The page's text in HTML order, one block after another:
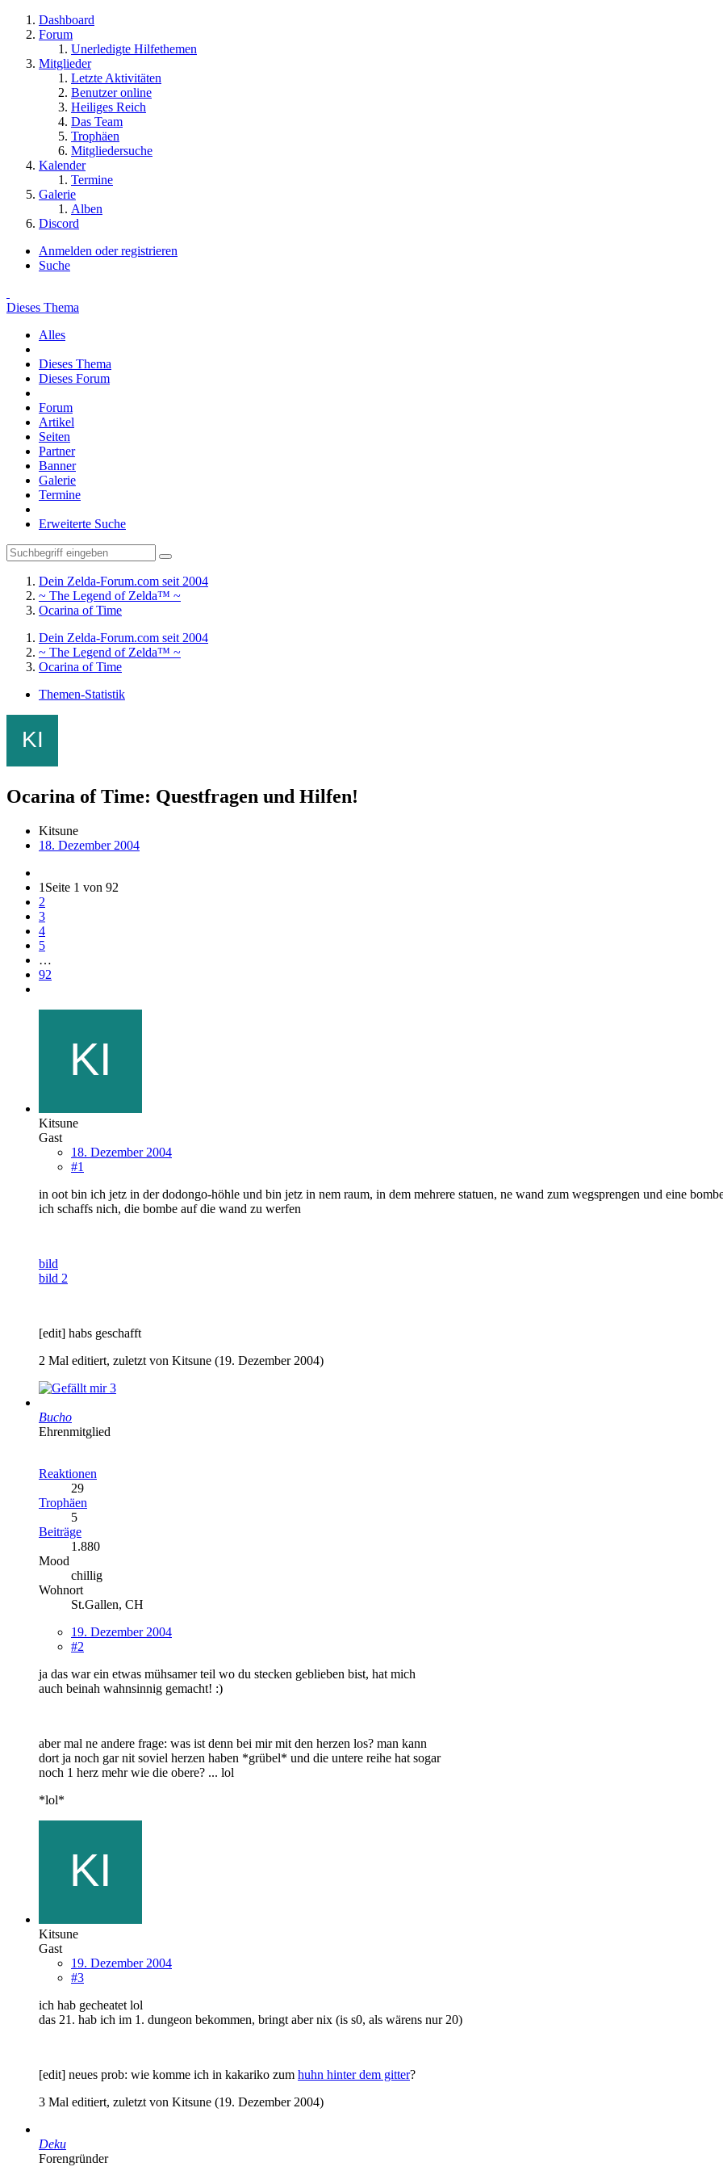
Dashboard
Forum
Unerledigte Hilfethemen
Mitglieder
Letzte Aktivitäten
Benutzer online
Heiliges Reich
Das Team
Trophäen
Mitgliedersuche
Kalender
Termine
Galerie
Alben
Discord
Anmelden oder registrieren
Suche
Dieses Thema
Alles
Dieses Thema
Dieses Forum
Forum
Artikel
Seiten
Partner
Banner
Galerie
Termine
Erweiterte Suche
Dein Zelda-Forum.com seit 2004
~ The Legend of Zelda™ ~
Ocarina of Time
Dein Zelda-Forum.com seit 2004
~ The Legend of Zelda™ ~
Ocarina of Time
Themen-Statistik
Ocarina of Time: Questfragen und Hilfen!
Kitsune
18. Dezember 2004
1 Seite 1 von 92
2
3
4
5
…
92
Kitsune
Gast
18. Dezember 2004
#1
in oot bin ich jetz in der dodongo-höhle und bin jetz in nem raum, in dem mehrere statuen, ne wand zum wegsprengen und eine
ich schaffs nich, die bombe auf die wand zu werfen
bild
bild 2
[edit] habs geschafft
2 Mal editiert, zuletzt von Kitsune (19. Dezember 2004)
3
Bucho
Ehrenmitglied
Reaktionen
29
Trophäen
5
Beiträge
1.880
Mood
chillig
Wohnort
St.Gallen, CH
19. Dezember 2004
#2
ja das war ein etwas mühsamer teil wo du stecken geblieben bist, hat mich
auch beinah wahnsinnig gemacht! :)
aber mal ne andere frage: was ist denn bei mir mit den herzen los? man kann
dort ja noch gar nit soviel herzen haben *grübel* und die untere reihe hat sogar
noch 1 herz mehr wie die obere? ... lol
*lol*
Kitsune
Gast
19. Dezember 2004
#3
ich hab gecheatet lol
das 21. hab ich im 1. dungeon bekommen, bringt aber nix (is s0, als wärens nur 20)
[edit] neues prob: wie komme ich in kakariko zum huhn hinter dem gitter?
3 Mal editiert, zuletzt von Kitsune (19. Dezember 2004)
Deku
Forengründer